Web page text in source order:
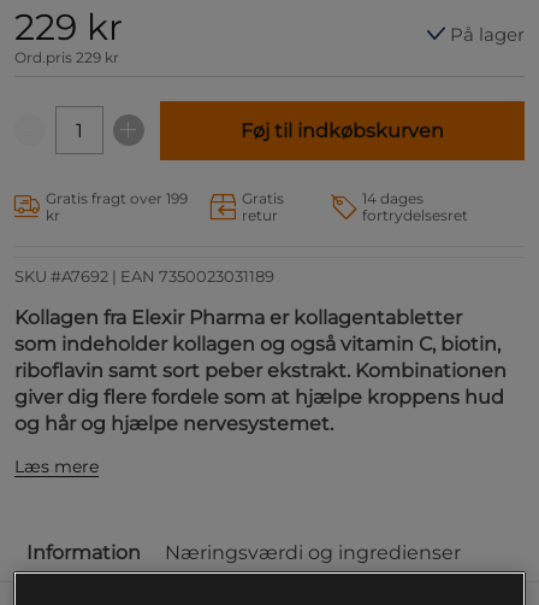
229 kr
Ord.pris 229 kr
På lager
Føj til indkøbskurven
Gratis fragt over 199
kr
Gratis
retur
14 dages
fortrydelsesret
SKU #A7692 | EAN 7350023031189
Kollagen fra Elexir Pharma er kollagentabletter
som indeholder kollagen og også vitamin C, biotin,
riboflavin samt sort peber ekstrakt. Kombinationen
giver dig flere fordele som at hjælpe kroppens hud
og hår og hjælpe nervesystemet.
Læs mere
Information Næringsværdi og ingredienser